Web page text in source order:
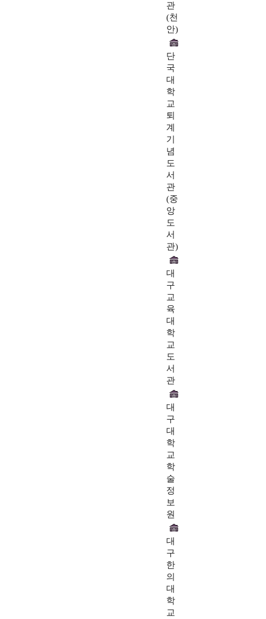
관
(천
안)
단
국
대
학
교
퇴
계
기
념
도
서
관
(중
앙
도
서
관)
대
구
교
육
대
학
교
도
서
관
대
구
대
학
교
학
술
정
보
원
대
구
한
의
대
학
교